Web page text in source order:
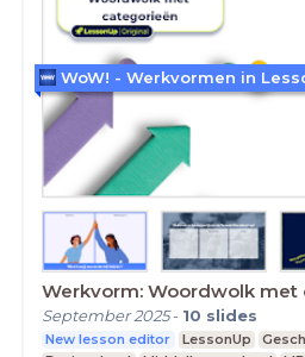
Werkvorm: Woordwolk met
September 2025- 10 slides
New lesson editor LessonUp
WoW! - Werkvormen in